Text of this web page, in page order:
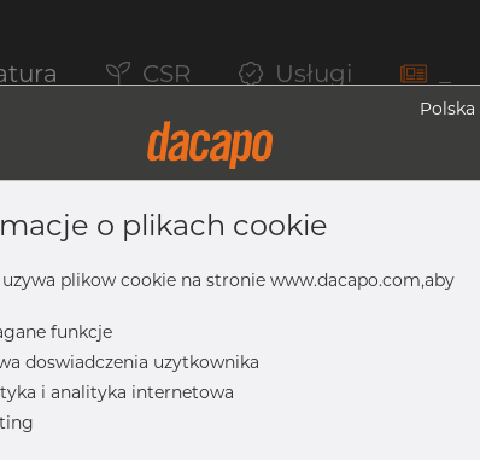
CSR Usługi
DIN 11850/EN 10357 BC,
EN 10357 BC, CL1, wyżarzane
Polska
o plikach cookie
plikow cookie na stronie www.dacapo.com,aby
funkcje
doswiadczenia uzytkownika
i analityka internetowa